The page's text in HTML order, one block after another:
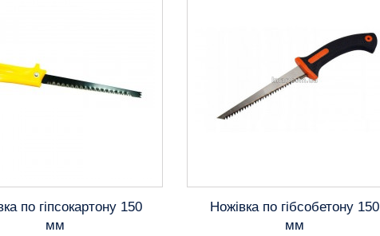
по гіпсокартону 150
мм
Ножівка по гібсобетону 150
мм